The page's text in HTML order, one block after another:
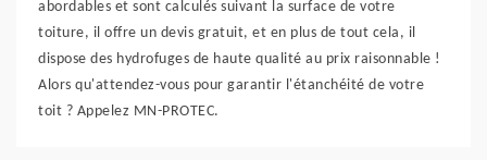
abordables et sont calculés suivant la surface de votre
toiture, il offre un devis gratuit, et en plus de tout cela, il
dispose des hydrofuges de haute qualité au prix raisonnable !
Alors qu'attendez-vous pour garantir l'étanchéité de votre
toit ? Appelez MN-PROTEC.